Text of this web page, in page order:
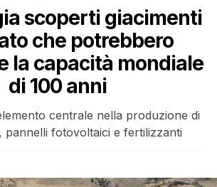
scoperti giacimenti
che potrebbero
la capacità mondiale
di 100 anni
centrale nella produzione di
pannelli fotovoltaici e fertilizzanti